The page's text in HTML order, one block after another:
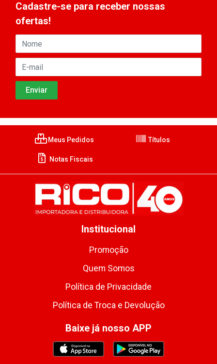
Cadastre-se para receber nossas
ofertas!
Meus Pedidos Títulos
Notas Fiscais
Institucional
Promoção
Quem Somos
Política de Privacidade
Política de Troca e Devolução
Baixe já nosso APP